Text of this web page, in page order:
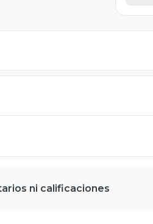
ni calificaciones